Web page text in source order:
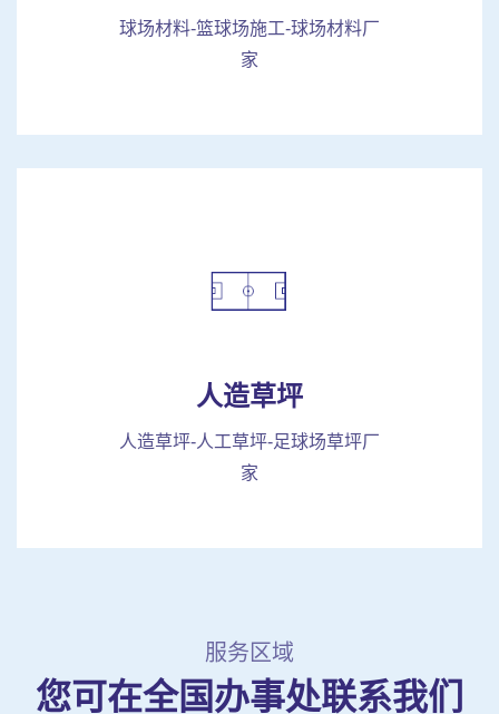
球场材料-篮球场施工-球场材料厂
家
人造草坪
人造草坪-人工草坪-足球场草坪厂
家
服务区域
您可在全国办事处联系我们